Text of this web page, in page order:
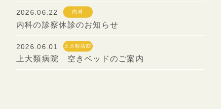
2026.06.22 内科
内科の診察休診のお知らせ
2026.06.01 上大類病院
上大類病院 空きベッドのご案内